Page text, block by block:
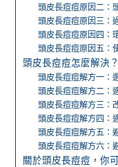
頭皮長痘痘原因二：
頭皮長痘痘原因三：
頭皮長痘痘原因四：
頭皮長痘痘原因五：
頭皮長痘痘怎麼解決
頭皮長痘痘解方一：
頭皮長痘痘解方二：
頭皮長痘痘解方三：
頭皮長痘痘解方四：
頭皮長痘痘解方五：
頭皮長痘痘解方六：
關於頭皮長痘痘，你